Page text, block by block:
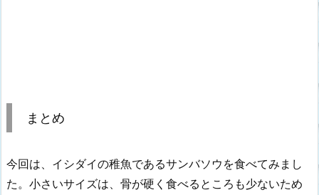
まとめ
今回は、イシダイの稚魚であるサンバソウを食べてみまし
た。小さいサイズは、骨が硬く食べるところも少ないため